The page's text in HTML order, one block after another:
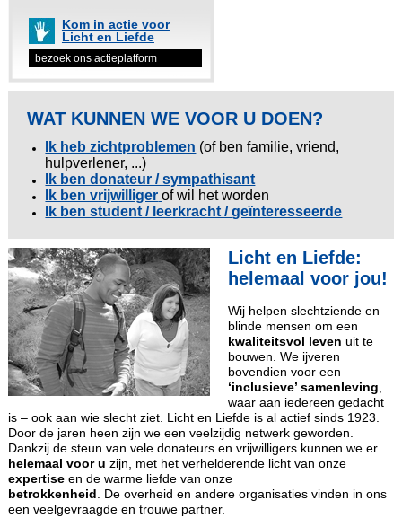
Kom in actie voor
Licht en Liefde
bezoek ons actieplatform
WAT KUNNEN WE VOOR U DOEN?
Ik heb zichtproblemen (of ben familie, vriend,
hulpverlener, ...)
Ik ben donateur / sympathisant
Ik ben vrijwilliger of wil het worden
Ik ben student / leerkracht / geïnteresseerde
Licht en Liefde:
helemaal voor jou!
Wij helpen slechtziende en
blinde mensen om een
kwaliteitsvol leven uit te
bouwen. We ijveren
bovendien voor een
‘inclusieve’ samenleving,
waar aan iedereen gedacht
is – ook aan wie slecht ziet. Licht en Liefde is al actief sinds 1923.
Door de jaren heen zijn we een veelzijdig netwerk geworden.
Dankzij de steun van vele donateurs en vrijwilligers kunnen we er
helemaal voor u zijn, met het verhelderende licht van onze
expertiseen de warme liefde van onze
betrokkenheid. De overheid en andere organisaties vinden in ons
een veelgevraagde en trouwe partner.